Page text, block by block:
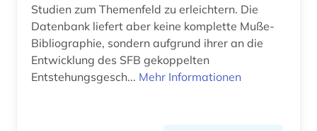
münze (1)
münzlegende (1)
name (1)
Studien zum Themenfeld zu erleichtern. Die
Datenbank liefert aber keine komplette Muße-
Bibliographie, sondern aufgrund ihrer an die
Entwicklung des SFB gekoppelten
Entstehungsgesch... Mehr Informationen